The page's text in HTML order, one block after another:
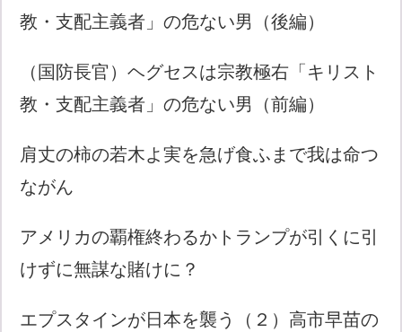
教・支配主義者」の危ない男（後編）
（国防長官）ヘグセスは宗教極右「キリスト
教・支配主義者」の危ない男（前編）
肩丈の柿の若木よ実を急げ食ふまで我は命つ
ながん
アメリカの覇権終わるかトランプが引くに引
けずに無謀な賭けに？
エプスタインが日本を襲う（２）高市早苗の